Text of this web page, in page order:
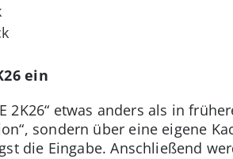
ein
2K26“ etwas anders als in
sondern über eine eigene
die Eingabe. Anschließend